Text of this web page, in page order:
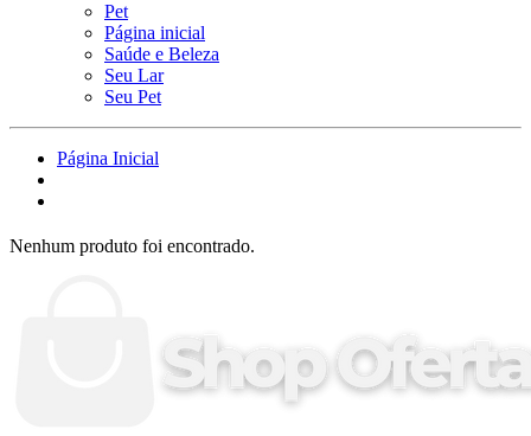
Pet
Página inicial
Saúde e Beleza
Seu Lar
Seu Pet
Página Inicial
Nenhum produto foi encontrado.